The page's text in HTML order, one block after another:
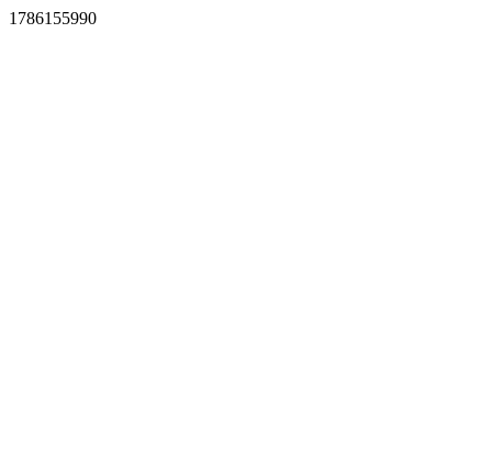
1786155990